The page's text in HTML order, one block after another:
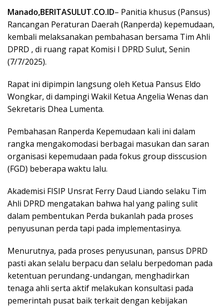
Manado,BERITASULUT.CO.ID– Panitia khusus (Pansus)
Rancangan Peraturan Daerah (Ranperda) kepemudaan,
kembali melaksanakan pembahasan bersama Tim Ahli
DPRD , di ruang rapat Komisi I DPRD Sulut, Senin
(7/7/2025).
Rapat ini dipimpin langsung oleh Ketua Pansus Eldo
Wongkar, di dampingi Wakil Ketua Angelia Wenas dan
Sekretaris Dhea Lumenta.
Pembahasan Ranperda Kepemudaan kali ini dalam
rangka mengakomodasi berbagai masukan dan saran
organisasi kepemudaan pada fokus group disscusion
(FGD) beberapa waktu lalu.
Akademisi FISIP Unsrat Ferry Daud Liando selaku Tim
Ahli DPRD mengatakan bahwa hal yang paling sulit
dalam pembentukan Perda bukanlah pada proses
penyusunan perda tapi pada implementasinya.
Menurutnya, pada proses penyusunan, pansus DPRD
pasti akan selalu berpacu dan selalu berpedoman pada
ketentuan perundang-undangan, menghadirkan
tenaga ahli serta aktif melakukan konsultasi pada
pemerintah pusat baik terkait dengan kebijakan